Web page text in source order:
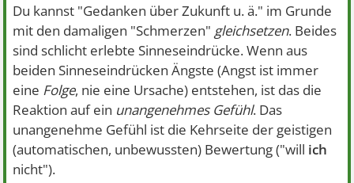
Du kannst "Gedanken über Zukunft u. ä." im Grunde
mit den damaligen "Schmerzen" gleichsetzen. Beides
sind schlicht erlebte Sinneseindrücke. Wenn aus
beiden Sinneseindrücken Ängste (Angst ist immer
eine Folge, nie eine Ursache) entstehen, ist das die
Reaktion auf ein unangenehmes Gefühl. Das
unangenehme Gefühl ist die Kehrseite der geistigen
(automatischen, unbewussten) Bewertung ("will ich
nicht").